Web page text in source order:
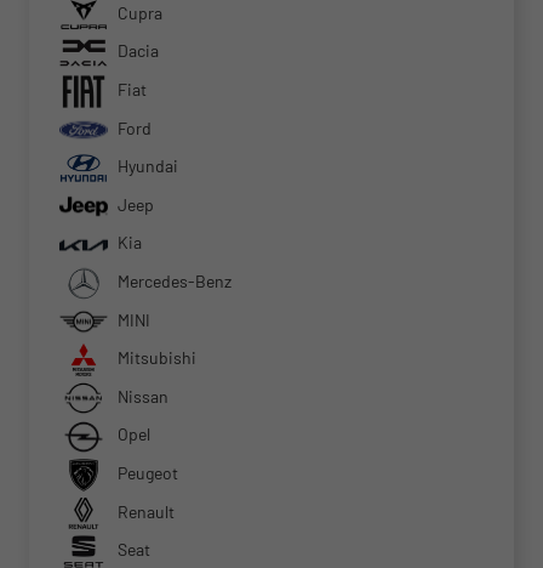
Cupra
Dacia
Fiat
Ford
Hyundai
Jeep
Kia
Mercedes-Benz
MINI
Mitsubishi
Nissan
Opel
Peugeot
Renault
Seat